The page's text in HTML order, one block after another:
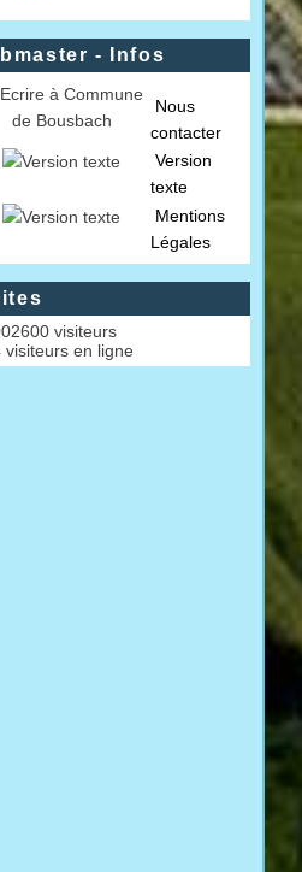
- Infos
Nous
contacter
Version
texte
Mentions
Légales
visiteurs
visiteurs en ligne